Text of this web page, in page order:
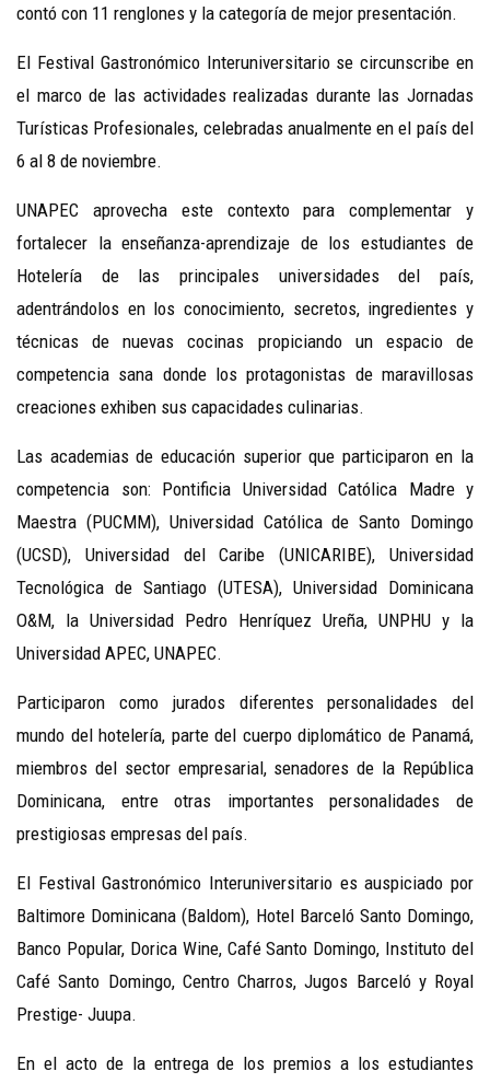
contó con 11 renglones y la categoría de mejor presentación.
El Festival Gastronómico Interuniversitario se circunscribe en
el marco de las actividades realizadas durante las Jornadas
Turísticas Profesionales, celebradas anualmente en el país del
6 al 8 de noviembre.
UNAPEC aprovecha este contexto para complementar y
fortalecer la enseñanza-aprendizaje de los estudiantes de
Hotelería de las principales universidades del país,
adentrándolos en los conocimiento, secretos, ingredientes y
técnicas de nuevas cocinas propiciando un espacio de
competencia sana donde los protagonistas de maravillosas
creaciones exhiben sus capacidades culinarias.
Las academias de educación superior que participaron en la
competencia son: Pontificia Universidad Católica Madre y
Maestra (PUCMM), Universidad Católica de Santo Domingo
(UCSD), Universidad del Caribe (UNICARIBE), Universidad
Tecnológica de Santiago (UTESA), Universidad Dominicana
O&M, la Universidad Pedro Henríquez Ureña, UNPHU y la
Universidad APEC, UNAPEC.
Participaron como jurados diferentes personalidades del
mundo del hotelería, parte del cuerpo diplomático de Panamá,
miembros del sector empresarial, senadores de la República
Dominicana, entre otras importantes personalidades de
prestigiosas empresas del país.
El Festival Gastronómico Interuniversitario es auspiciado por
Baltimore Dominicana (Baldom), Hotel Barceló Santo Domingo,
Banco Popular, Dorica Wine, Café Santo Domingo, Instituto del
Café Santo Domingo, Centro Charros, Jugos Barceló y Royal
Prestige- Juupa.
En el acto de la entrega de los premios a los estudiantes